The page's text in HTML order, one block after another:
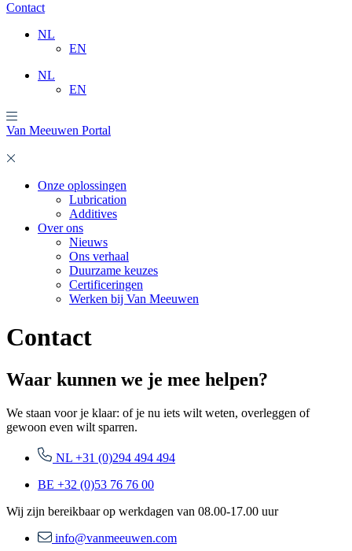
Contact
NL
EN
NL
EN
Van Meeuwen Portal
Onze oplossingen
Lubrication
Additives
Over ons
Nieuws
Ons verhaal
Duurzame keuzes
Certificeringen
Werken bij Van Meeuwen
Contact
Waar kunnen we je mee helpen?
We staan voor je klaar: of je nu iets wilt weten, overleggen of
gewoon even wilt sparren.
NL +31 (0)294 494 494
BE +32 (0)53 76 76 00
Wij zijn bereikbaar op werkdagen van 08.00-17.00 uur
info@vanmeeuwen.com